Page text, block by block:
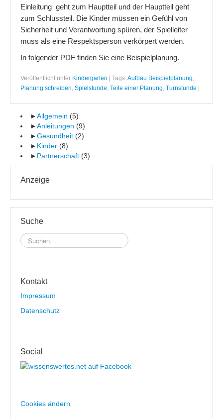
Einleitung geht zum Hauptteil und der Hauptteil geht
zum Schlussteil. Die Kinder müssen ein Gefühl von
Sicherheit und Verantwortung spüren, der Spielleiter
muss als eine Respektsperson verkörpert werden.
In folgender PDF finden Sie eine Beispielplanung.
Veröffentlicht unter Kindergarten Tags:Aufbau Beispielplanung,
Planung schreiben, Spielstunde, Teile einer Planung, Turnstunde
►Allgemein (5)
►Anleitungen (9)
►Gesundheit (2)
► Kinder (8)
► Partnerschaft (3)
Anzeige
Suche
Kontakt
Impressum
Datenschutz
Social
Cookies ändern